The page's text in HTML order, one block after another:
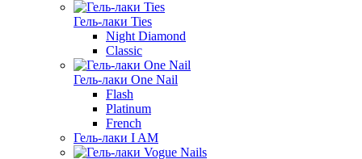
Гель-лаки Ties
Night Diamond
Classic
Гель-лаки One Nail
Flash
Platinum
French
Гель-лаки I AM